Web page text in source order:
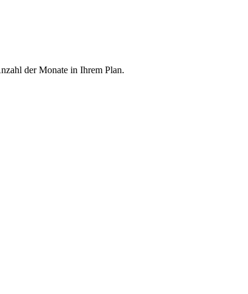
der Monate in Ihrem Plan.